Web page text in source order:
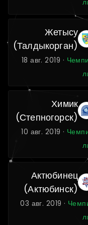
Жетысу
(Талдыкорган)
18 авг. 2019 ·
Химик
(Степногорск)
10 авг. 2019 ·
Актюбинец
(Актюбинск)
03 авг. 2019 ·